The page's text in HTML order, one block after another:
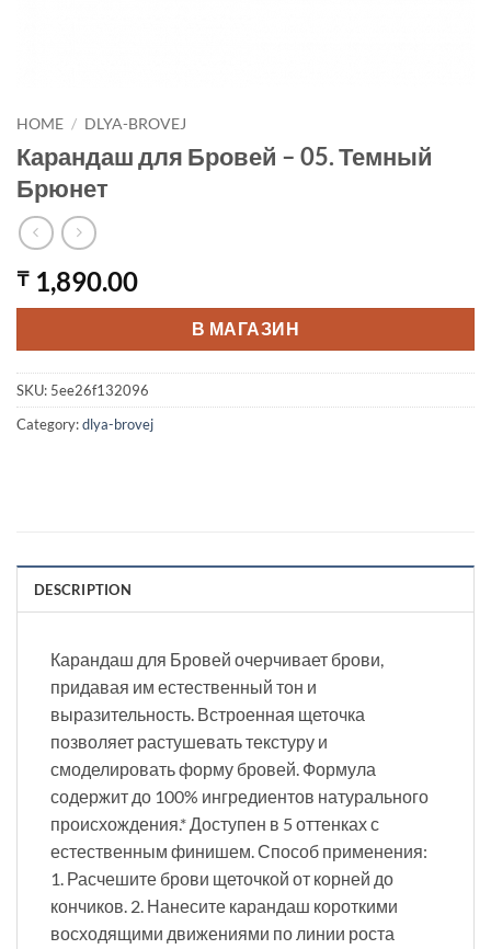
HOME / DLYA-BROVEJ
Карандаш для Бровей – 05. Темный
Брюнет
₸ 1,890.00
В МАГАЗИН
SKU: 5ee26f132096
Category:dlya-brovej
DESCRIPTION
Карандаш для Бровей очерчивает брови,
придавая им естественный тон и
выразительность. Встроенная щеточка
позволяет растушевать текстуру и
смоделировать форму бровей. Формула
содержит до 100% ингредиентов натурального
происхождения.* Доступен в 5 оттенках с
естественным финишем. Способ применения:
1. Расчешите брови щеточкой от корней до
кончиков. 2. Нанесите карандаш короткими
восходящими движениями по линии роста